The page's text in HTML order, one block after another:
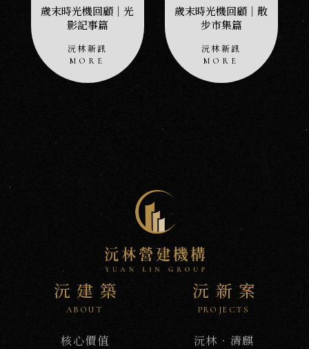
歲末時光機回顧｜光
影記事篇
沅林新訊
歲末時光機回顧｜散
步市集篇
沅林新訊
沅建築
ABOUT
核心價值
沅新案
PROJECTS
沅林‧清麒